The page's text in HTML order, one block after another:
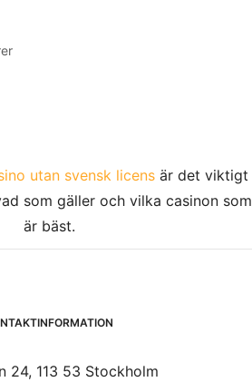
utan svensk licensär det viktigt
som gäller och vilka casinon som
är bäst.
24, 113 53 Stockholm